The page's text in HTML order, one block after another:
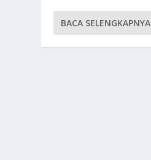
BACA SELENGKAPNYA